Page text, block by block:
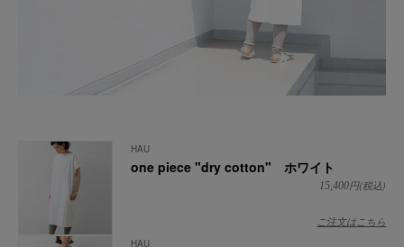
HAU
one piece "dry cotton" ホワイト
15,400円(税込)
ご注文はこちら
HAU